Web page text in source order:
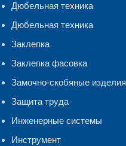
Дюбельная техника
Дюбельная техника
Заклепка
Заклепка фасовка
Замочно-скобяные изделия
Защита труда
Инженерные системы
Инструмент